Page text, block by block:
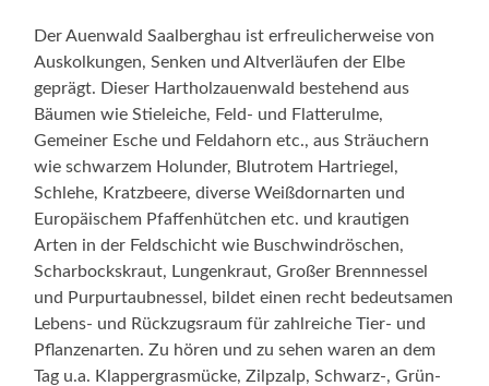
Der Auenwald Saalberghau ist erfreulicherweise von
Auskolkungen, Senken und Altverläufen der Elbe
geprägt. Dieser Hartholzauenwald bestehend aus
Bäumen wie Stieleiche, Feld- und Flatterulme,
Gemeiner Esche und Feldahorn etc., aus Sträuchern
wie schwarzem Holunder, Blutrotem Hartriegel,
Schlehe, Kratzbeere, diverse Weißdornarten und
Europäischem Pfaffenhütchen etc. und krautigen
Arten in der Feldschicht wie Buschwindröschen,
Scharbockskraut, Lungenkraut, Großer Brennnessel
und Purpurtaubnessel, bildet einen recht bedeutsamen
Lebens- und Rückzugsraum für zahlreiche Tier- und
Pflanzenarten. Zu hören und zu sehen waren an dem
Tag u.a. Klappergrasmücke, Zilpzalp, Schwarz-, Grün-